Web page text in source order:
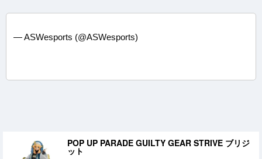
— ASWesports (@ASWesports)
POP UP PARADE GUILTY GEAR STRIVE ブリジ
ット